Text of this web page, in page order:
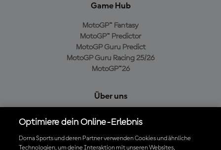
Game Hub
MotoGP™ Fantasy
MotoGP™ Predictor
MotoGP Guru Predict
MotoGP Guru Racing 25/26
MotoGP™26
Über uns
Cookie-Richtlinien
Geschäftsbedingungen
Optimiere dein Online-Erlebnis
Dorna Sports und deren Partner verwenden Cookies und ähnliche
Technologien, um deine Interaktion mit unseren Websites,